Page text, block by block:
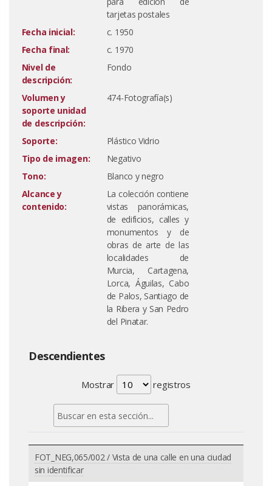
tarjetas postales
Fecha inicial:
c. 1950
Fecha final:
c. 1970
Nivel de
descripción:
Fondo
Volumen y
soporte unidad
de descripción:
474-Fotografía(s)
Soporte:
Plástico Vidrio
Tipo de imagen:
Negativo
Tono:
Blanco y negro
Alcance y
contenido:
La colección contiene
vistas panorámicas,
de edificios, calles y
monumentos y de
obras de arte de las
localidades de
Murcia, Cartagena,
Lorca, Águilas, Cabo
de Palos, Santiago de
la Ribera y San Pedro
del Pinatar.
Descendientes
Mostrar registros
FOT_NEG,065/002 / Vista de una calle en una ciudad
sin identificar